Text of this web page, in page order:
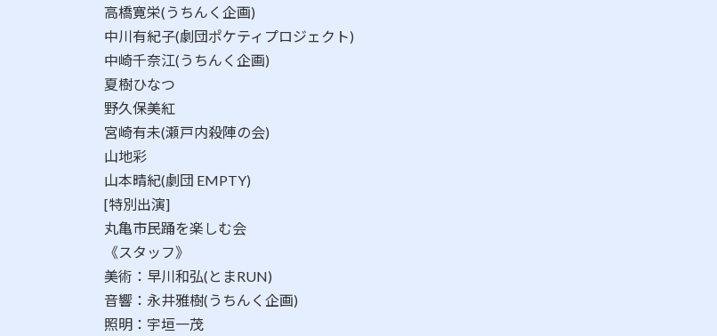
高橋寛栄(うちんく企画)
中川有紀子(劇団ポケティプロジェクト)
中崎千奈江(うちんく企画)
夏樹ひなつ
野久保美紅
宮崎有未(瀬戸内殺陣の会)
山地彩
山本晴紀(劇団 EMPTY)
​[特別出演]
​丸亀市民踊を楽しむ会
《スタッフ》
美術：早川和弘(とまRUN)
音響：永井雅樹(うちんく企画)
照明：宇垣一茂